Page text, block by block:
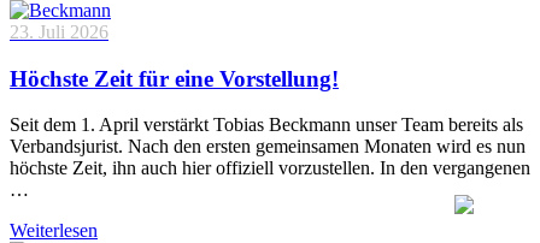
23. Juli 2026
Höchste Zeit für eine Vorstellung!
Seit dem 1. April verstärkt Tobias Beckmann unser Team bereits als
Verbandsjurist. Nach den ersten gemeinsamen Monaten wird es nun
höchste Zeit, ihn auch hier offiziell vorzustellen. In den vergangenen
…
Weiterlesen